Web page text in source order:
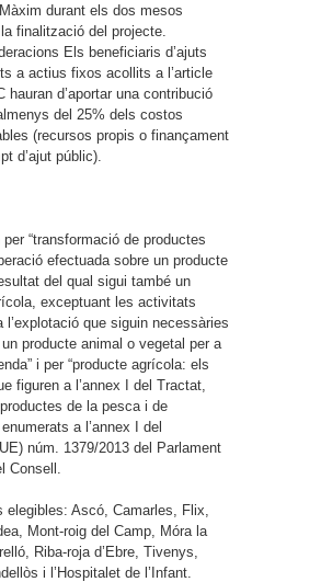
Màxim durant els dos mesos
finalització del projecte.
Els beneficiaris d’ajuts
a actius fixos acollits a l’article
hauran d’aportar una contribució
del 25% dels costos
(recursos propis o finançament
d’ajut públic).
“transformació de productes
efectuada sobre un producte
del qual sigui també un
exceptuant les activitats
l’explotació que siguin necessàries
producte animal o vegetal per a
i per “producte agrícola: els
figuren a l’annex I del Tractat,
de la pesca i de
enumerats a l’annex I del
núm. 1379/2013 del Parlament
Consell.
elegibles: Ascó, Camarles, Flix,
Mont-roig del Camp, Móra la
Riba-roja d’Ebre, Tivenys,
i l’Hospitalet de l’Infant.